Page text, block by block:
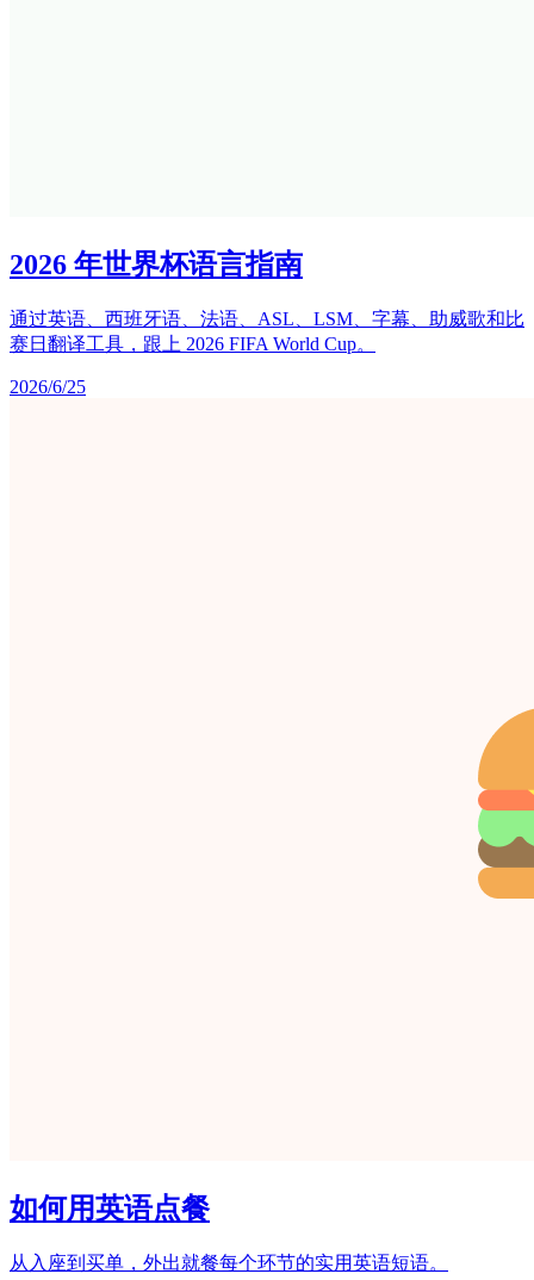
2026 年世界杯语言指南
通过英语、西班牙语、法语、ASL、LSM、字幕、助威歌和比
赛日翻译工具，跟上 2026 FIFA World Cup。
2026/6/25
如何用英语点餐
从入座到买单，外出就餐每个环节的实用英语短语。